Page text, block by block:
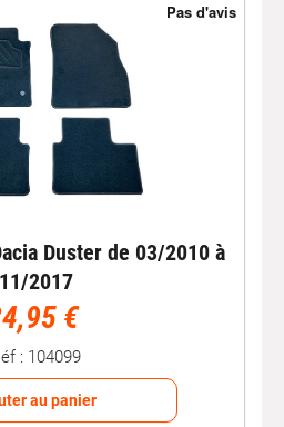
Duster de 03/2010 à
11/2017
€
: 104099
au panier